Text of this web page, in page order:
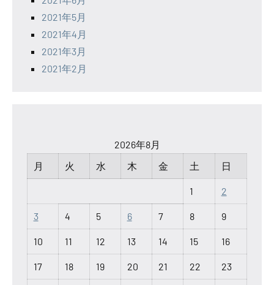
2021年5月
2021年4月
2021年3月
2021年2月
2026年8月
月
火 水 木 金 土 日
1 2
3 4 5 6 7 8 9
10 11 12 13 14 15 16
17 18 19 20 21 22 23